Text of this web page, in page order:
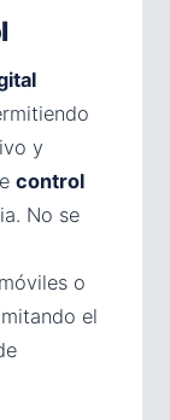
y
control
No se
o
el